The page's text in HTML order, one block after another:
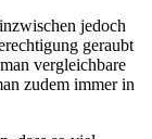
jedoch
geraubt
vergleichbare
zudem immer in